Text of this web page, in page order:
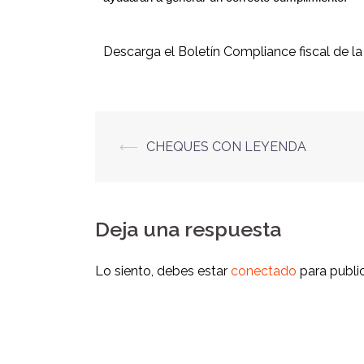
Descarga el Boletín Compliance fiscal de
⟵ CHEQUES CON LEYENDA
Deja una respuesta
Lo siento, debes estar conectado para